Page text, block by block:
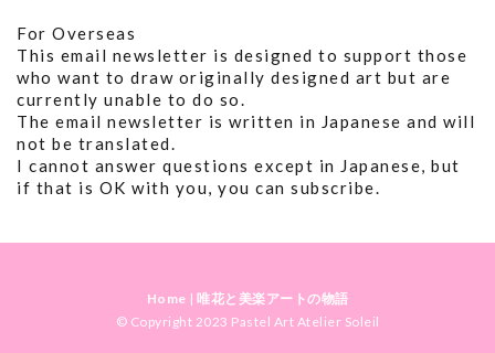
For Overseas
This email newsletter is designed to support those
who want to draw originally designed art but are
currently unable to do so.
The email newsletter is written in Japanese and will
not be translated.
I cannot answer questions except in Japanese, but
if that is OK with you, you can subscribe.
Home | 唯花と美楽アートの物語
© Copyright 2023 Pastel Art Atelier Soleil